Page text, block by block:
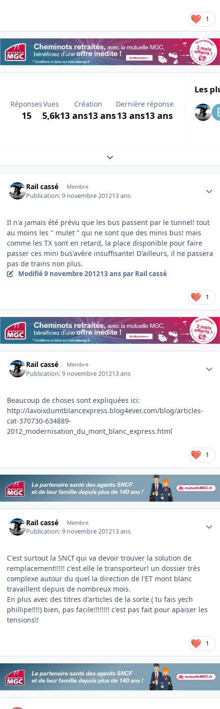
1
Réponses
15
Vues
5,6k
Création
13 ans13 ans
Dernière réponse
13 ans13 ans
Les
Expand topic overview
Rail cassé Membre
Publication:9 novembre 201213 ans
Il n'a jamais été prévu que les bus passent par le tunnel! tout
au moins les " mulet " qui ne sont que des minis bus! mais
comme les TX sont en retard, la place disponible pour faire
passer ces mini bus'avère insuffisante! D'ailleurs, il ne passera
pas de trains non plus.
Modifié9 novembre 201213 ans par Rail cassé
1
Rail cassé Membre
Publication:9 novembre 201213 ans
Beaucoup de choses sont expliquées ici:
http://lavoixdumtblancexpress.blog4ever.com/blog/articles-
cat-370730-634889-
2012_modernisation_du_mont_blanc_express.html
1
Rail cassé Membre
Publication:9 novembre 201213 ans
C'est surtout la SNCf qui va devoir trouver la solution de
remplacement!!!!! c'est elle le transporteur! un dossier très
complexe autour du quel la direction de l'ET mont blanc
travaillent depuis de nombreux mois.
En plus avec des titres d'articles de la sorte ( tu fais yech
phillipe!!!!) bien, pas facile!!!!!!!! c'est pas fait pour apaiser les
tensions!!
1